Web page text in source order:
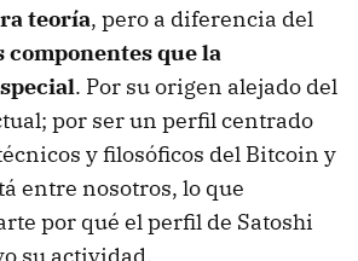
teoría, pero a diferencia del
componentes que la
. Por su origen alejado del
por ser un perfil centrado
y filosóficos del Bitcoin y
entre nosotros, lo que
por qué el perfil de Satoshi